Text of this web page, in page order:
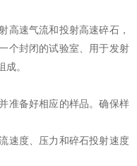
高速气流和投射高速碎石，
个封闭的试验室、用于发射
。
准备好相应的样品。确保样
速度、压力和碎石投射速度